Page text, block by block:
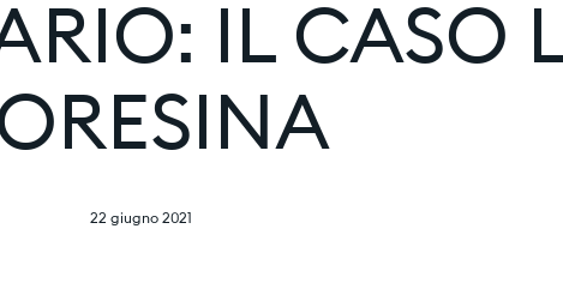
IL CASO
22 giugno 2021